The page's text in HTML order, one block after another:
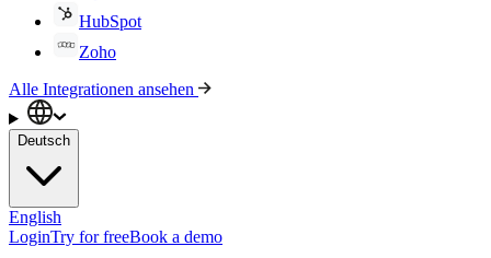
HubSpot
Zoho
Alle Integrationen ansehen
Deutsch
English
LoginTry for freeBook a demo